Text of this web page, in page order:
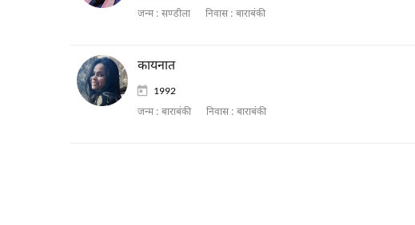
जन्म : सण्डीला निवास : बाराबंकी
कायनात
1992
जन्म : बाराबंकी निवास : बाराबंकी